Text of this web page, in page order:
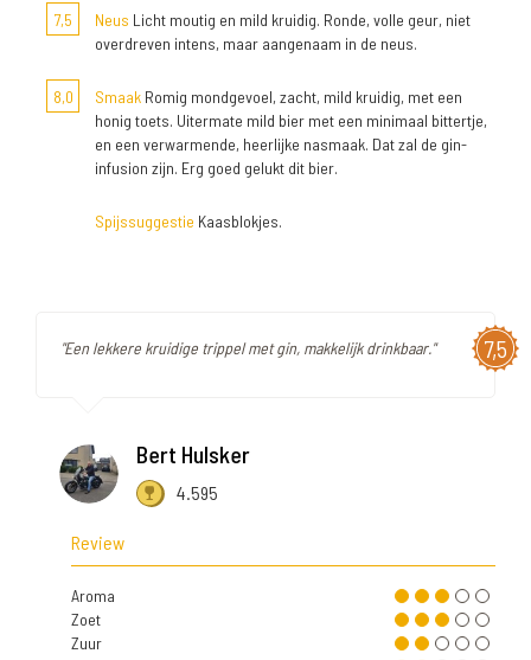
7,5 Neus Licht moutig en mild kruidig. Ronde, volle geur, niet
overdreven intens, maar aangenaam in de neus.
8,0 Smaak Romig mondgevoel, zacht, mild kruidig, met een
honig toets. Uitermate mild bier met een minimaal bittertje,
en een verwarmende, heerlijke nasmaak. Dat zal de gin-
infusion zijn. Erg goed gelukt dit bier.
Spijssuggestie Kaasblokjes.
7,5
"Een lekkere kruidige trippel met gin, makkelijk drinkbaar."
Bert Hulsker
4.595
Review
Aroma
Zoet
Zuur